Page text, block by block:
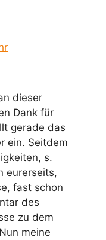
dieser
Dank für
gerade das
ein. Seitdem
s.
eurerseits,
fast schon
des
zu dem
meine